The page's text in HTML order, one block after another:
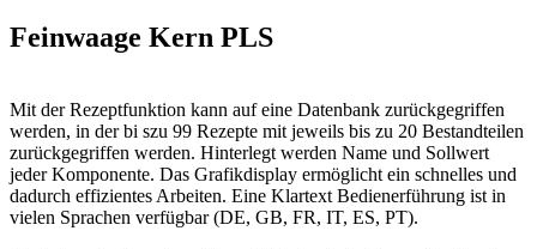
Feinwaage Kern PLS
Mit der Rezeptfunktion kann auf eine Datenbank zurückgegriffen
werden, in der bi szu 99 Rezepte mit jeweils bis zu 20 Bestandteilen
zurückgegriffen werden. Hinterlegt werden Name und Sollwert
jeder Komponente. Das Grafikdisplay ermöglicht ein schnelles und
dadurch effizientes Arbeiten. Eine Klartext Bedienerführung ist in
vielen Sprachen verfügbar (DE, GB, FR, IT, ES, PT).